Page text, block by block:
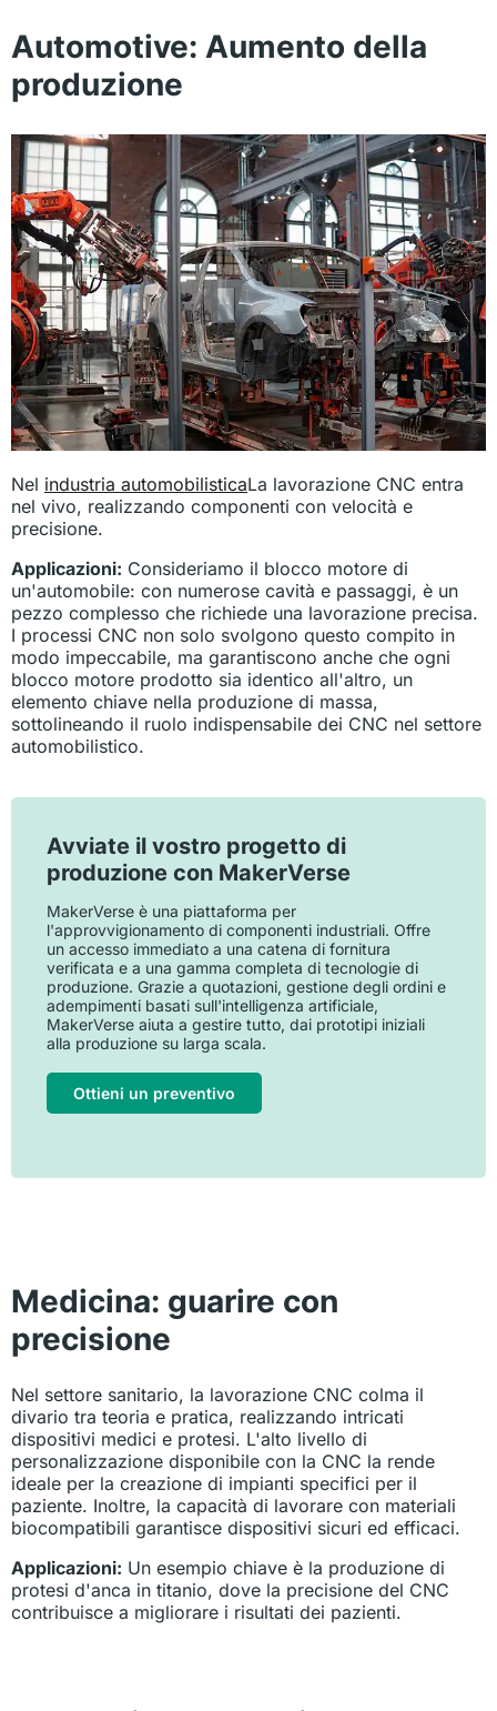
Automotive: Aumento della
produzione
Nel industria automobilisticaLa lavorazione CNC entra
nel vivo, realizzando componenti con velocità e
precisione.
Applicazioni: Consideriamo il blocco motore di
un'automobile: con numerose cavità e passaggi, è un
pezzo complesso che richiede una lavorazione precisa.
I processi CNC non solo svolgono questo compito in
modo impeccabile, ma garantiscono anche che ogni
blocco motore prodotto sia identico all'altro, un
elemento chiave nella produzione di massa,
sottolineando il ruolo indispensabile dei CNC nel settore
automobilistico.
Avviate il vostro progetto di
produzione con MakerVerse
MakerVerse è una piattaforma per
l'approvvigionamento di componenti industriali. Offre
un accesso immediato a una catena di fornitura
verificata e a una gamma completa di tecnologie di
produzione. Grazie a quotazioni, gestione degli ordini e
adempimenti basati sull'intelligenza artificiale,
MakerVerse aiuta a gestire tutto, dai prototipi iniziali
alla produzione su larga scala.
Ottieni un preventivo
Medicina: guarire con
precisione
Nel settore sanitario, la lavorazione CNC colma il
divario tra teoria e pratica, realizzando intricati
dispositivi medici e protesi. L'alto livello di
personalizzazione disponibile con la CNC la rende
ideale per la creazione di impianti specifici per il
paziente. Inoltre, la capacità di lavorare con materiali
biocompatibili garantisce dispositivi sicuri ed efficaci.
Applicazioni: Un esempio chiave è la produzione di
protesi d'anca in titanio, dove la precisione del CNC
contribuisce a migliorare i risultati dei pazienti.